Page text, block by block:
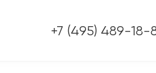
+7 (495) 489-18-